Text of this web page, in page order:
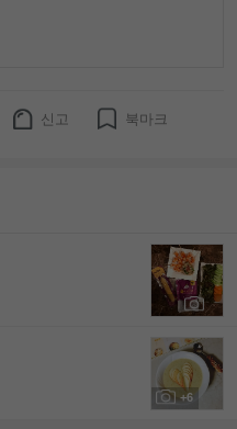
신고 북마크
+6